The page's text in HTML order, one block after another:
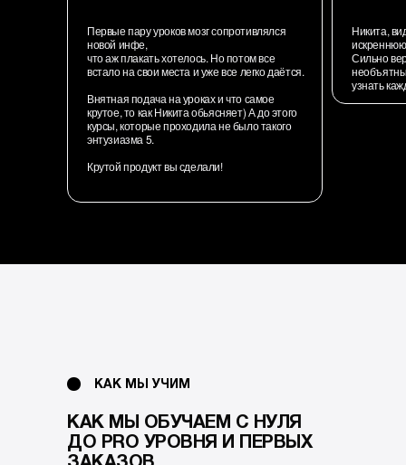
Первые пару уроков мозг сопротивлялся
новой инфе,
что аж плакать хотелось. Но потом все
встало на свои места и уже все легко даётся.
Внятная подача на уроках и что самое
крутое, то как Никита обьясняет) А до этого
курсы, которые проходила не было такого
энтузиазма 5.
Крутой продукт вы сделали!
Никита,
Сильно
узнать
КАК МЫ УЧИМ
КАК МЫ ОБУЧАЕМ С НУЛЯ
ДО PRO УРОВНЯ И ПЕРВЫХ